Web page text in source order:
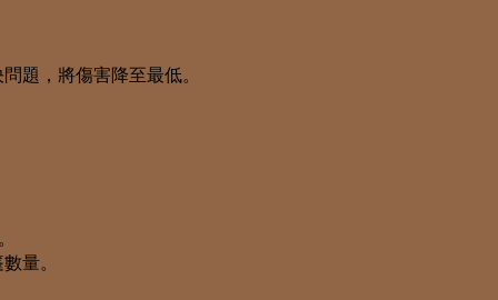
題，將傷害降至最低。
量。